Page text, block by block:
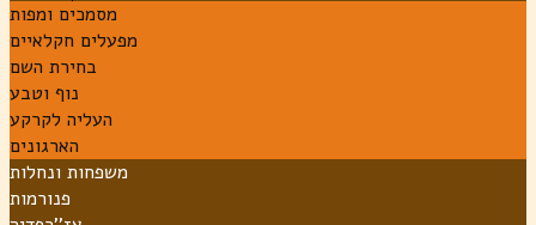
מסמכים ומפות
מפעלים חקלאיים
בחירת השם
נוף וטבע
העליה לקרקע
הארגונים
משפחות ונחלות
פנורמות